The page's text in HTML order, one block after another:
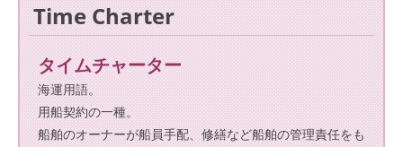
Time Charter
タイムチャーター
海運用語。
用船契約の一種。
船舶のオーナーが船員手配、修繕など船舶の管理責任をも